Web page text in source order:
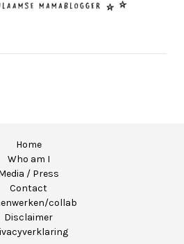
Home
Who am I
/ Press
Contact
collab
Disclaimer